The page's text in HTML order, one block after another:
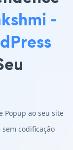
-
Popup ao seu site
codificação